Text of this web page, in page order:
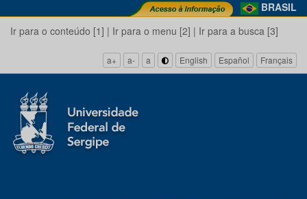
BRASIL
Ir para o conteúdo [1] | Ir para o menu [2] | Ir para a busca [3]
a+ a- a English Español Français